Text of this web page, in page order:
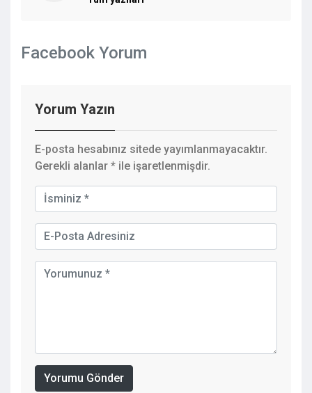
Facebook Yorum
Yorum Yazın
E-posta hesabınız sitede yayımlanmayacaktır.
Gerekli alanlar * ile işaretlenmişdir.
Yorumu Gönder